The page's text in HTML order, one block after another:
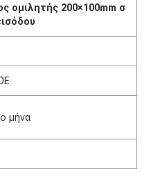
ομιλητής 200×100mm σ
μήνα